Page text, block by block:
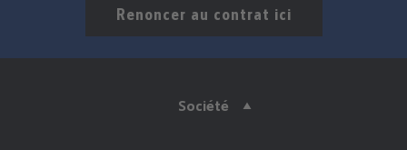
Renoncer au contrat ici
Société